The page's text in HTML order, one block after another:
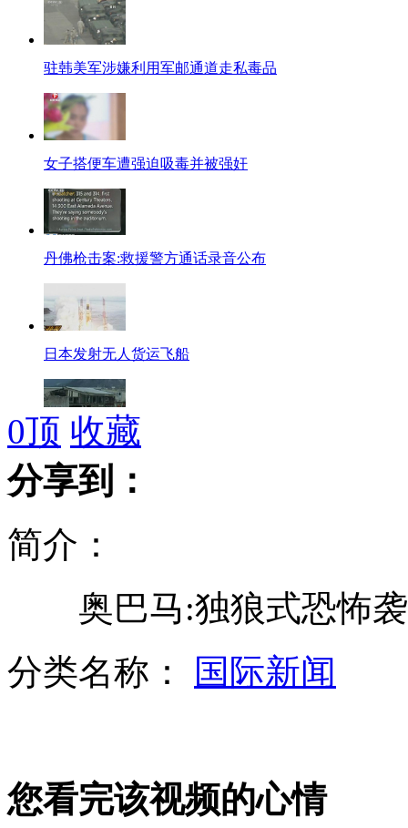
驻韩美军涉嫌利用军邮通道走私毒品
女子搭便车遭强迫吸毒并被强奸
丹佛枪击案:救援警方通话录音公布
日本发射无人货运飞船
日本政府制定福岛核事故赔偿方案
暴雨突袭京城 气象局三发预警
0顶 收藏
分享到：
简介：
奥巴马:独狼式恐怖袭
分类名称：
国际新闻
您看完该视频的心情